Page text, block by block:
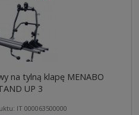
na tylną klapę MENABO
UP 3
IT 000063500000